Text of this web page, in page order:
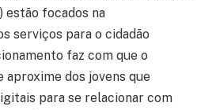
estão focados na
serviços para o cidadão
faz com que o
aproxime dos jovens que
para se relacionar com